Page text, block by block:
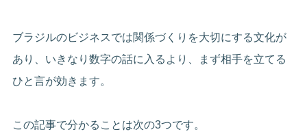
ブラジルのビジネスでは関係づくりを大切にする文化が
あり、いきなり数字の話に入るより、まず相手を立てる
ひと言が効きます。
この記事で分かることは次の3つです。